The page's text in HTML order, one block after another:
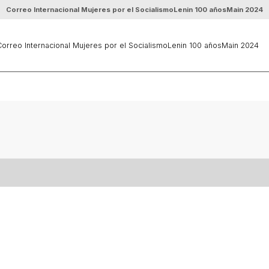
Correo Internacional Mujeres por el SocialismoLenin 100 añosMain 2024
Internacional Mujeres por el SocialismoLenin 100 añosMain 2024